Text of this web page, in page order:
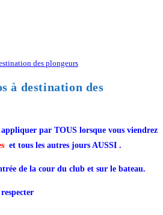
des plongeurs
à destination des
par TOUS lorsque vous viendrez
et tous les autres jours AUSSI .
de la cour du club et sur le bateau.